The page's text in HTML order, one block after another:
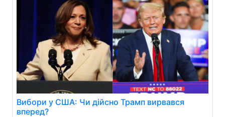
Вибори у США: Чи дійсно Трамп вирвався
вперед?